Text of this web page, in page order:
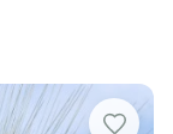
l'œil. Ses